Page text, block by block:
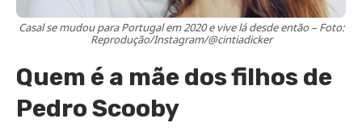
Casal se mudou para Portugal em 2020 e vive lá desde então – Foto:
Reprodução/Instagram/@cintiadicker
Quem é a mãe dos filhos de
Pedro Scooby